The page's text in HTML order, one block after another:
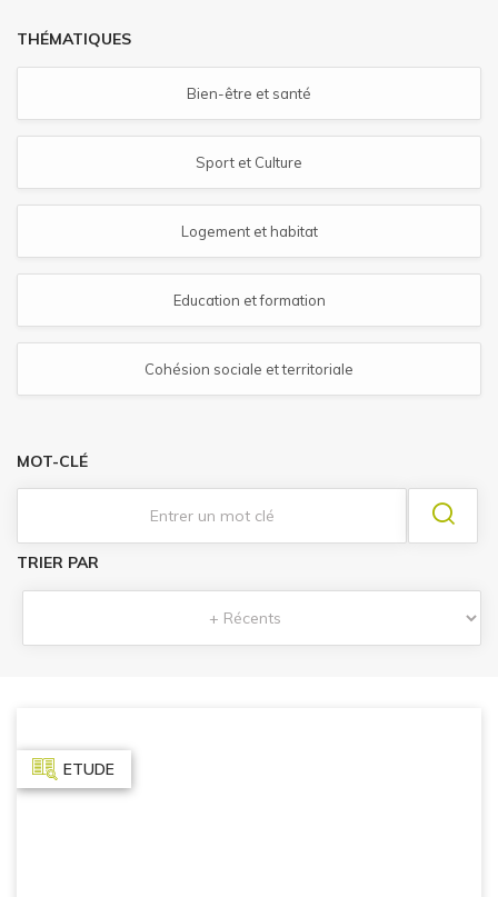
THÉMATIQUES
Bien-être et santé
Sport et Culture
Logement et habitat
Education et formation
Cohésion sociale et territoriale
MOT-CLÉ
TRIER PAR
ETUDE